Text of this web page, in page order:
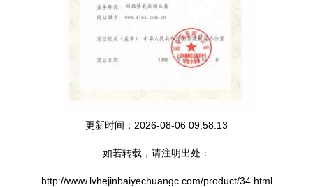
更新时间：2026-08-06 09:58:13
如若转载，请注明出处：
http://www.lvhejinbaiyechuangc.com/product/34.html